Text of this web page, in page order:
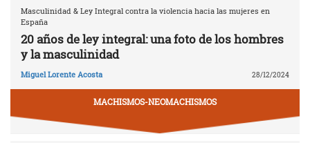
Masculinidad & Ley Integral contra la violencia hacia las mujeres en
España
20 años de ley integral: una foto de los hombres
y la masculinidad
Miguel Lorente Acosta 28/12/2024
MACHISMOS-NEOMACHISMOS